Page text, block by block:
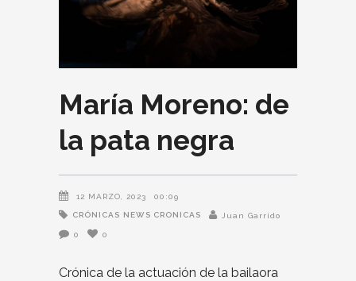
María Moreno: de
la pata negra
12 MARZO, 2023 00:09
CRÓNICAS NEWS CRONICAS Juan Garrido
0 0
Crónica de la actuación de la bailaora